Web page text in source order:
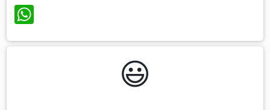
WhatsApp
😃️